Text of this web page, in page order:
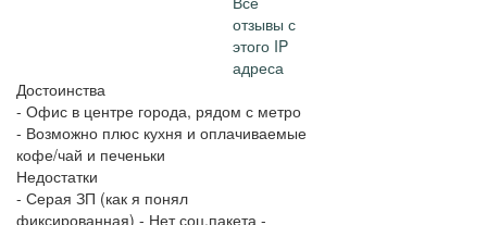
отзывы с
этого IP
адреса
Достоинства
- Офис в центре города, рядом с метро
- Возможно плюс кухня и оплачиваемые
кофе/чай и печеньки
Недостатки
- Серая ЗП (как я понял
фиксированная) - Нет соц.пакета -